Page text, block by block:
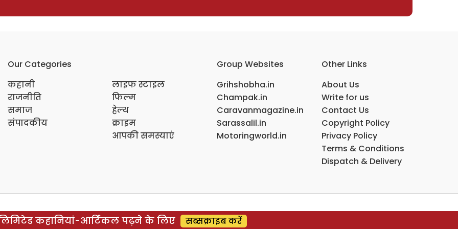
Our Categories
कहानी
राजनीति
समाज
संपादकीय
लाइफ स्टाइल
फिल्म
हेल्थ
क्राइम
आपकी समस्याएं
Group Websites
Grihshobha.in
Champak.in
Caravanmagazine.in
Sarassalil.in
Motoringworld.in
Other Links
About Us
Write for us
Contact Us
Copyright Policy
Privacy Policy
Terms & Conditions
Dispatch & Delivery
कहानियां-आर्टिकल पढ़ने के लिए सब्सक्राइब करें